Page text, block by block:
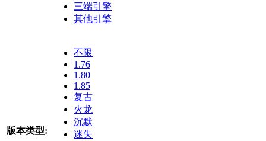
三端引擎
其他引擎
版本类型:
不限
1.76
1.80
1.85
复古
火龙
沉默
迷失